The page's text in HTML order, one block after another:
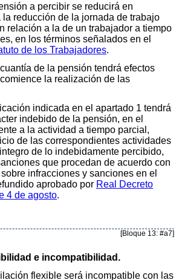
a percibir se reducirá en
reducción de la jornada de trabajo
relación a la de un trabajador a tiempo
en los términos señalados en el
de los Trabajadores.
de la pensión tendrá efectos
la realización de las
indicada en el apartado 1 tendrá
indebido de la pensión, en el
a la actividad a tiempo parcial,
de las correspondientes actividades
de lo indebidamente percibido,
que procedan de acuerdo con
infracciones y sanciones en el
aprobado por Real Decreto
4 de agosto.
[Bloque 13: #a7]
e incompatibilidad.
flexible será incompatible con las